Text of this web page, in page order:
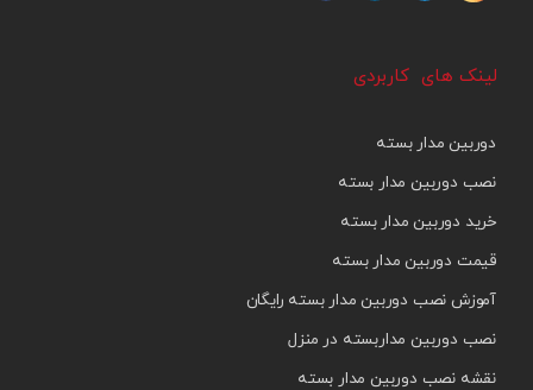
لینک های کاربردی
دوربین مدار بسته
نصب دوربین مدار بسته
خرید دوربین مدار بسته
قیمت دوربین مدار بسته
آموزش نصب دوربین مدار بسته رایگان
نصب دوربین مداربسته در منزل
نقشه نصب دوربین مدار بسته